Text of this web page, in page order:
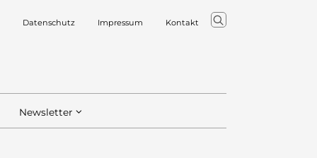
Datenschutz Impressum Kontakt
Newsletter